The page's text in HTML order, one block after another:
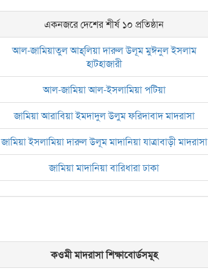
একনজরে দেশের শীর্ষ ১০ প্রতিষ্ঠান
আল-জামিয়াতুল আহ্‌লিয়া দারুল উলূম মুঈনুল ইসলাম
হাটহাজারী
আল-জামিয়া আল-ইসলামিয়া পটিয়া
জামিয়া আরাবিয়া ইমদাদুল উলুম ফরিদাবাদ মাদরাসা
জামিয়া ইসলামিয়া দারুল উলূম মাদানিয়া যাত্রাবাড়ী মাদরাসা
জামিয়া মাদানিয়া বারিধারা ঢাকা
আল জামিয়াতুল আরবিয়া নছিরুল ইসলাম নাজিরহাট
ইসলামিক রিসার্চ সেন্টার বাংলাদেশ বসুন্ধরা
কওমী মাদরাসা শিক্ষাবোর্ডসমূহ